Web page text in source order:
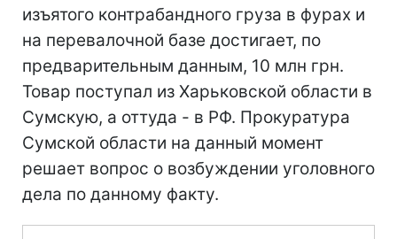
изъятого контрабандного груза в фурах и
на перевалочной базе достигает, по
предварительным данным, 10 млн грн.
Товар поступал из Харьковской области в
Сумскую, а оттуда - в РФ. Прокуратура
Сумской области на данный момент
решает вопрос о возбуждении уголовного
дела по данному факту.